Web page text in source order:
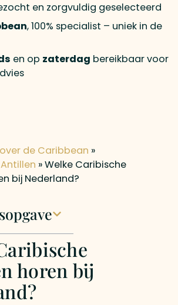
en zorgvuldig geselecteerd
, 100% specialist – uniek in de
en op zaterdag bereikbaar voor
de Caribbean »
»Welke Caribische
bij Nederland?
horen bij